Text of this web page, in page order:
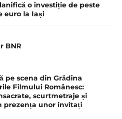
o investiție de peste
euro la Iași
BNR
pe scena din Grădina
Filmului Românesc:
scurtmetraje și
prezența unor invitați